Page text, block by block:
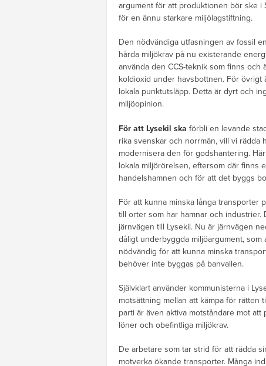
argument för att produktionen bör ske i
för en ännu starkare miljölagstiftning.
Den nödvändiga utfasningen av fossil
hårda miljökrav på nu existerande
använda den CCS-teknik som finns
koldioxid under havsbottnen. För övrigt
lokala punktutsläpp. Detta är dyrt och
miljöopinion.
För att Lysekil ska förbli en levande
rika svenskar och norrmän, vill vi rädda
modernisera den för godshantering.
lokala miljörörelsen, eftersom där finns
handelshamnen och för att det byggs
För att kunna minska långa transporter
till orter som har hamnar och industrier.
järnvägen till Lysekil. Nu är järnvägen
dåligt underbyggda miljöargument,
nödvändig för att kunna minska
behöver inte byggas på banvallen.
Självklart använder kommunisterna i
motsättning mellan att kämpa för
parti är även aktiva motståndare mot
löner och obefintliga miljökrav.
De arbetare som tar strid för att rädda
motverka ökande transporter. Många